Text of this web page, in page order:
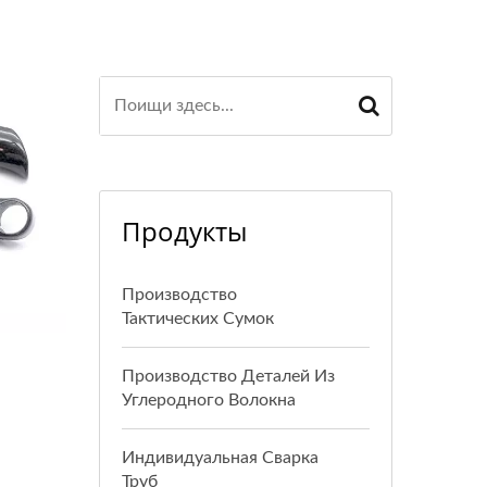
Продукты
Производство
Тактических Сумок
Производство Деталей Из
Углеродного Волокна
Индивидуальная Сварка
Труб